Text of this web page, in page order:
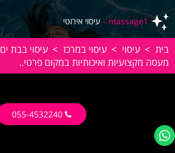
massage1 - עיסוי אירוטי
בית > עיסוי > עיסוי במרכז > עיסוי בבת ים
מעסה מקצועיות ואיכותיות במקום פרטי..